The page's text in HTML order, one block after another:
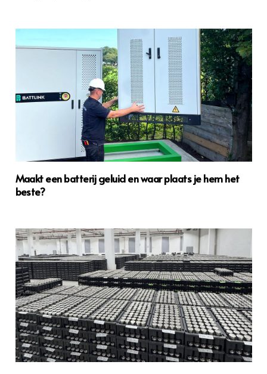
Maakt een batterij geluid en waar plaats je hem het
beste?